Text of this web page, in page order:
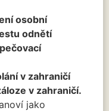
osobní
odnětí
v zahraničí
v zahraničí.
jako